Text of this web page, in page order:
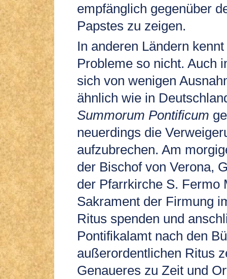
empfänglich gegenüber
Papstes zu zeigen.
In anderen Ländern
Probleme so nicht. Auch
sich von wenigen
ähnlich wie in
Summorum Pontificum
neuerdings die
aufzubrechen. Am
der Bischof von Verona,
der Pfarrkirche S. Fermo
Sakrament der Firmung
Ritus spenden und
Pontifikalamt nach den
außerordentlichen Ritus
Genaueres zu Zeit und